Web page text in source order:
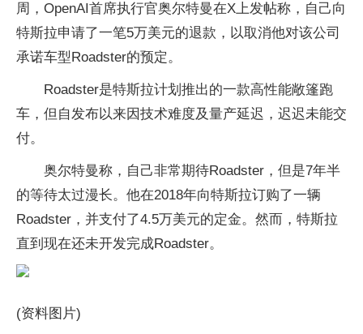
周，OpenAI首席执行官奥尔特曼在X上发帖称，自己向
特斯拉申请了一笔5万美元的退款，以取消他对该公司
承诺车型Roadster的预定。
Roadster是特斯拉计划推出的一款高性能敞篷跑
车，但自发布以来因技术难度及量产延迟，迟迟未能交
付。
奥尔特曼称，自己非常期待Roadster，但是7年半
的等待太过漫长。他在2018年向特斯拉订购了一辆
Roadster，并支付了4.5万美元的定金。然而，特斯拉
直到现在还未开发完成Roadster。
(资料图片)